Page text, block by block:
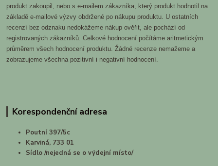
produkt zakoupil, nebo s e-mailem zákazníka, který produkt hodnotil na
základě e-mailové výzvy obdržené po nákupu produktu. U ostatních
recenzí bez odznaku nedokážeme nákup ověřit, ale pochází od
registrovaných zákazníků. Celkové hodnocení počítáme aritmetickým
průměrem všech hodnocení produktu. Žádné recenze nemažeme a
zobrazujeme všechna pozitivní i negativní hodnocení.
Korespondenční adresa
Poutní 397/5c
Karviná, 733 01
Sídlo /nejedná se o výdejní místo/